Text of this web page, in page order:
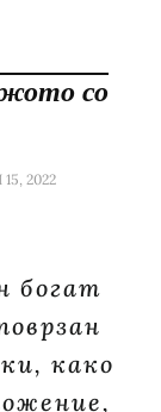
со
15, 2022
богат
како